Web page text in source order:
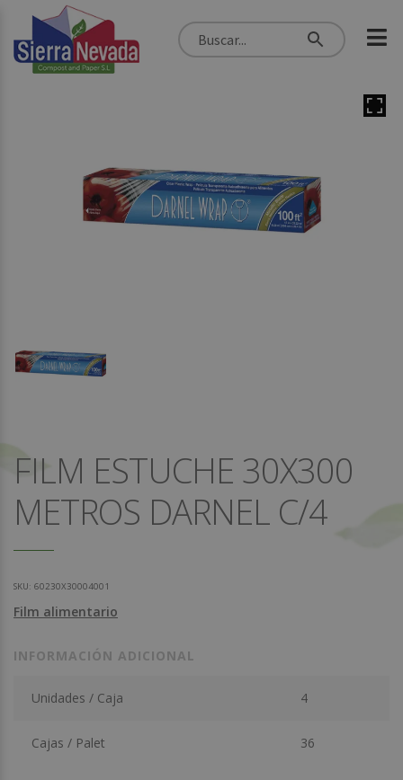
FILM ESTUCHE 30X300
METROS DARNEL C/4
SKU: 60230X30004001
Film alimentario
INFORMACIÓN ADICIONAL
Unidades / Caja 4
Cajas / Palet 36